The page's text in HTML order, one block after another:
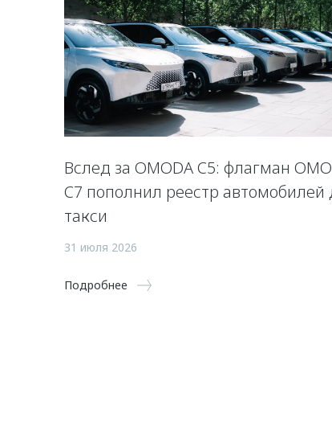
Вслед за OMODA C5: флагман
C7 пополнил реестр автомобилей
такси
31 июля 2026
Подробнее